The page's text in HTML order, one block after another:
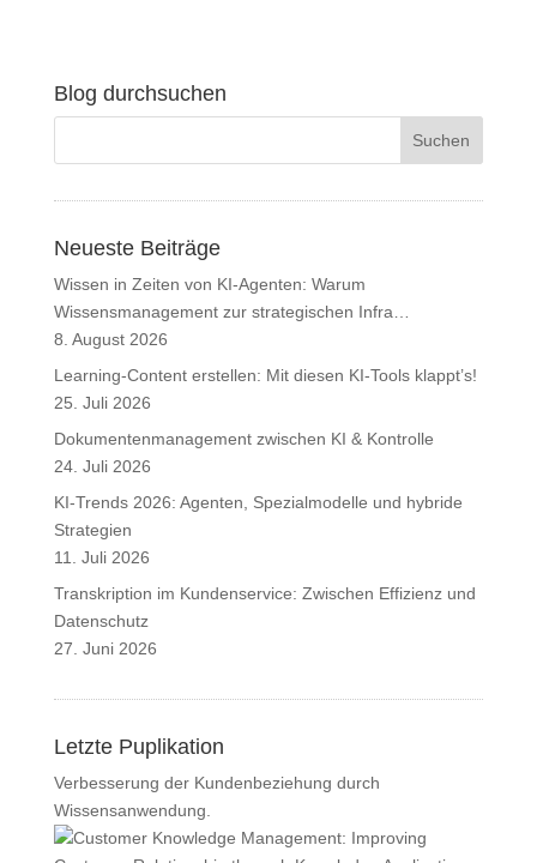
Blog durchsuchen
Neueste Beiträge
Wissen in Zeiten von KI-Agenten: Warum
Wissensmanagement zur strategischen Infra…
8. August 2026
Learning-Content erstellen: Mit diesen KI-Tools klappt’s!
25. Juli 2026
Dokumentenmanagement zwischen KI & Kontrolle
24. Juli 2026
KI-Trends 2026: Agenten, Spezialmodelle und hybride
Strategien
11. Juli 2026
Transkription im Kundenservice: Zwischen Effizienz und
Datenschutz
27. Juni 2026
Letzte Puplikation
Verbesserung der Kundenbeziehung durch
Wissensanwendung.